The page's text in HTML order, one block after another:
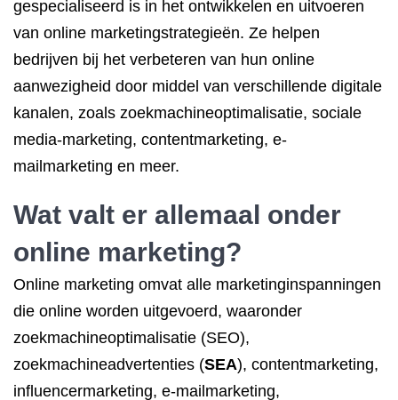
gespecialiseerd is in het ontwikkelen en uitvoeren
van online marketingstrategieën. Ze helpen
bedrijven bij het verbeteren van hun online
aanwezigheid door middel van verschillende digitale
kanalen, zoals zoekmachineoptimalisatie, sociale
media-marketing, contentmarketing, e-
mailmarketing en meer.
Wat valt er allemaal onder
online marketing?
Online marketing omvat alle marketinginspanningen
die online worden uitgevoerd, waaronder
zoekmachineoptimalisatie (SEO),
zoekmachineadvertenties (SEA), contentmarketing,
influencermarketing, e-mailmarketing,